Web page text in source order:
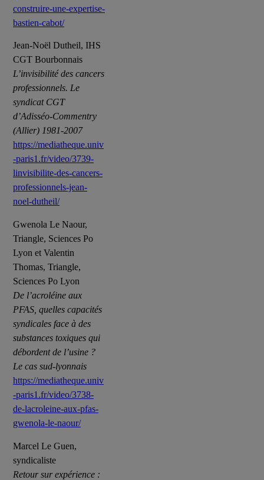
construire-une-expertise-
bastien-cabot/
Jean-Noël Dutheil, IHS
CGT Bourbonnais
L’invisibilité des cancers
professionnels. Le
syndicat CGT
d’Adisséo-Commentry
(Allier) 1981-2007
https://mediatheque.univ
-paris1.fr/video/3739-
linvisibilite-des-cancers-
professionnels-jean-
noel-dutheil/
Gwenola Le Naour,
Triangle, Sciences Po
Lyon et Valentin
Thomas, Triangle,
Sciences Po Lyon
De l’acroléine aux
PFAS, quelles capacités
syndicales face à des
substances toxiques qui
débordent de l’usine ?
Le cas sud-lyonnais
https://mediatheque.univ
-paris1.fr/video/3738-
de-lacroleine-aux-pfas-
gwenola-le-naour/
Marcel Le Guen,
syndicaliste
Retour sur expérience :